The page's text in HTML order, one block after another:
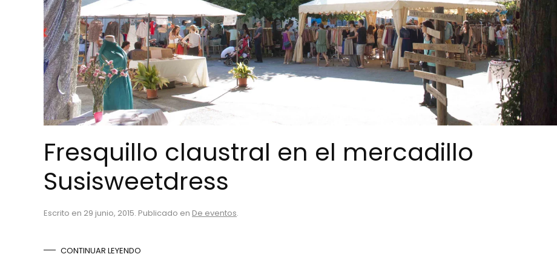
Fresquillo claustral en el mercadillo
Susisweetdress
Escrito en 29 junio, 2015. Publicado en De eventos.
CONTINUAR LEYENDO